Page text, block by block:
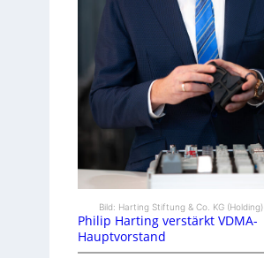
Bild: Harting Stiftung & Co. KG (Holding)
Philip Harting verstärkt VDMA-
Hauptvorstand